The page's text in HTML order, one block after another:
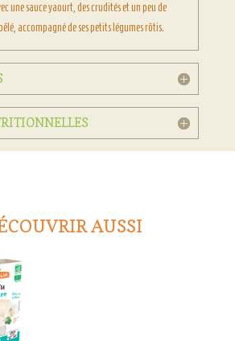
une sauce yaourt, des crudités et un peu de
accompagné de ses petits légumes rôtis.
AUSSI